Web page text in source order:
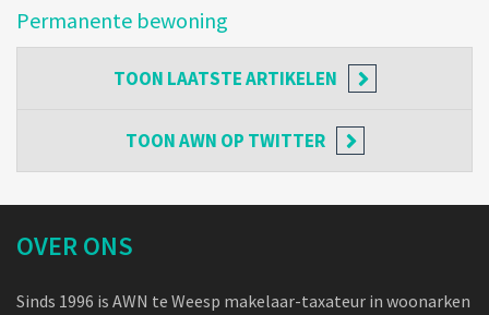
Permanente bewoning
TOON LAATSTE ARTIKELEN
TOONAWN OP TWITTER
OVER ONS
Sinds 1996 is AWN te Weesp makelaar-taxateur in woonarken